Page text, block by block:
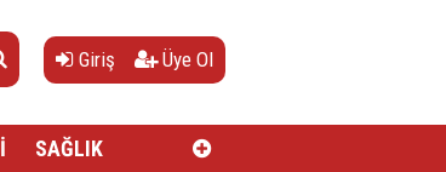
Giriş Üye Ol
SAĞLIK